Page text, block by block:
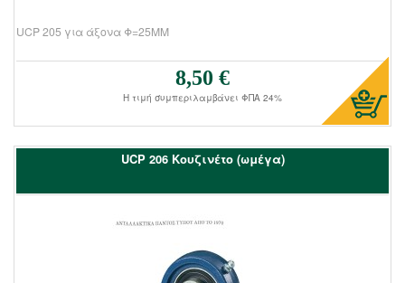
UCP 205 για άξονα Φ=25ΜΜ
8,50 €
Η τιμή συμπεριλαμβάνει ΦΠΑ 24%
UCΡ 206 Kουζινέτο (ωμέγα)